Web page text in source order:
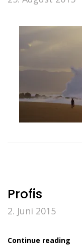
Profis
2. Juni 2015
Continue reading